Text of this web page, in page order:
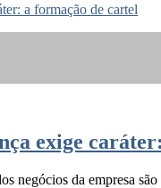
exige
negócios da empresa